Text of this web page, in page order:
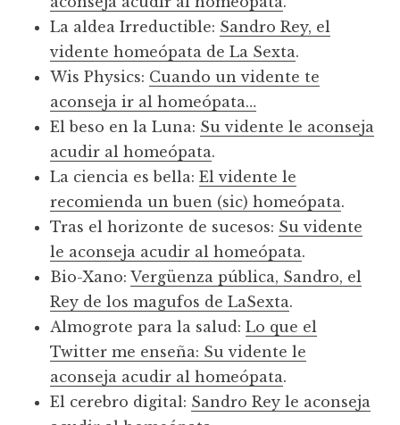
La aldea Irreductible: Sandro Rey, el
vidente homeópata de La Sexta.
Wis Physics: Cuando un vidente te
aconseja ir al homeópata…
El beso en la Luna: Su vidente le aconseja
acudir al homeópata.
La ciencia es bella: El vidente le
recomienda un buen (sic) homeópata.
Tras el horizonte de sucesos: Su vidente
le aconseja acudir al homeópata.
Bio-Xano: Vergüenza pública, Sandro, el
Rey de los magufos de LaSexta.
Almogrote para la salud: Lo que el
Twitter me enseña: Su vidente le
aconseja acudir al homeópata.
El cerebro digital: Sandro Rey le aconseja